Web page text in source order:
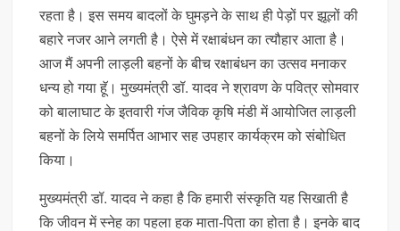
रहता है। इस समय बादलों के घुमड़ने के साथ ही पेड़ों पर झूलों की
बहारे नजर आने लगती है। ऐसे में रक्षाबंधन का त्यौहार आता है।
आज मैं अपनी लाड़ली बहनों के बीच रक्षाबंधन का उत्सव मनाकर
धन्य हो गया हॅू। मुख्यमंत्री डॉ. यादव ने श्रावण के पवित्र सोमवार
को बालाघाट के इतवारी गंज जैविक कृषि मंडी में आयोजित लाड़ली
बहनों के लिये समर्पित आभार सह उपहार कार्यक्रम को संबोधित
किया।
मुख्यमंत्री डॉ. यादव ने कहा है कि हमारी संस्कृति यह सिखाती है
कि जीवन में स्नेह का पहला हक माता-पिता का होता है। इनके बाद